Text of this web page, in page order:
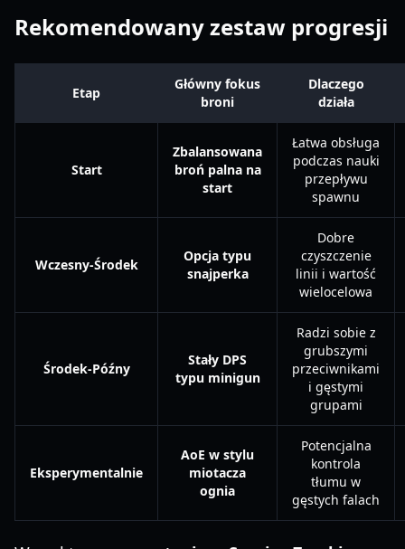
Rekomendowany zestaw progresji
Etap
Główny fokus
broni
Dlaczego
działa
Start
Zbalansowana
broń palna na
start
Łatwa obsługa
podczas nauki
przepływu
spawnu
Wczesny-Środek
Opcja typu
snajperka
Dobre
czyszczenie
linii i wartość
wielocelowa
Środek-Późny
Stały DPS
typu minigun
Radzi sobie z
grubszymi
przeciwnikami
i gęstymi
grupami
Eksperymentalnie
AoE w stylu
miotacza
ognia
Potencjalna
kontrola
tłumu w
gęstych falach